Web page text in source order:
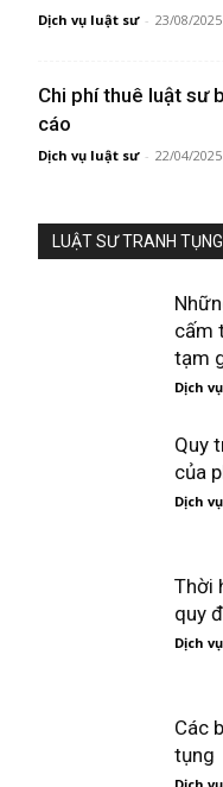
Dịch vụ luật sư - 23/08/2025
Chi phí thuê luật sư
cáo
Dịch vụ luật sư - 22/04/2025
LUẬT SƯ TRANH TỤNG
cấm
tạm
Dịch
Quy
của
Dịch
Thời
quy
Dịch
Các
tụng